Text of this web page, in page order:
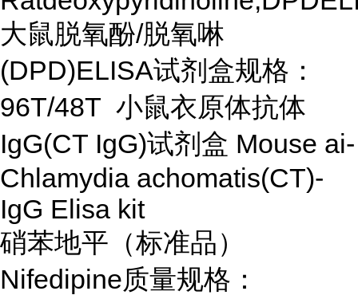
大鼠脱氧酚/脱氧啉
(DPD)ELISA试剂盒规格：
96T/48T 小鼠衣原体抗体
IgG(CT IgG)试剂盒 Mouse ai-
Chlamydia achomatis(CT)-
IgG Elisa kit
硝苯地平（标准品）
Nifedipine质量规格：